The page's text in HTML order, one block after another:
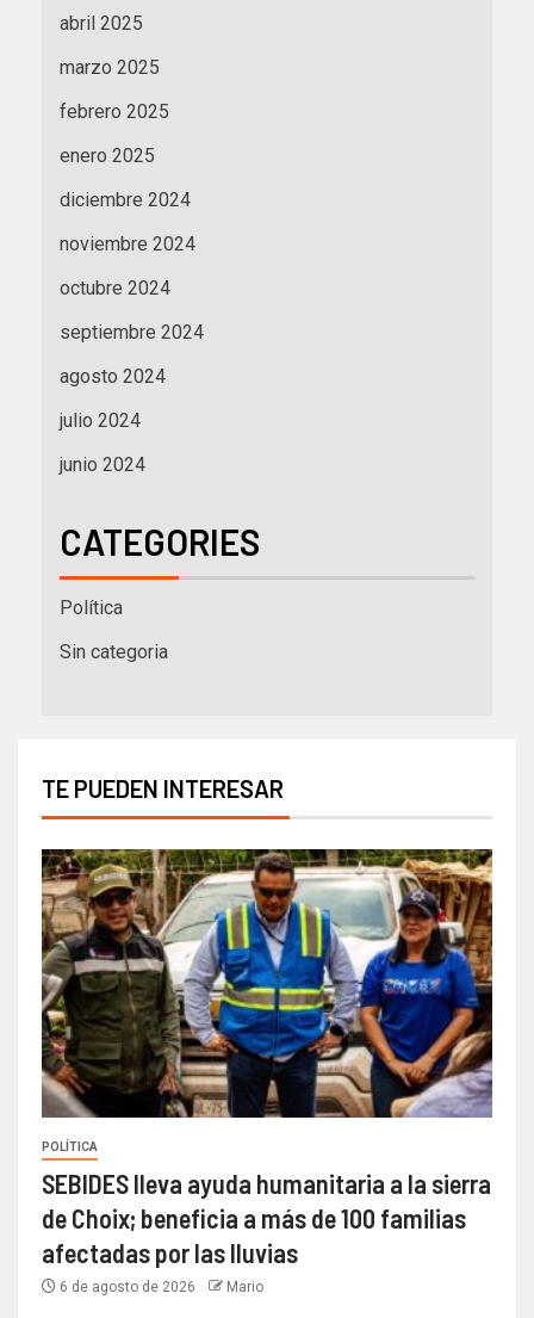
abril 2025
marzo 2025
febrero 2025
enero 2025
diciembre 2024
noviembre 2024
octubre 2024
septiembre 2024
agosto 2024
julio 2024
junio 2024
CATEGORIES
Política
Sin categoria
TE PUEDEN INTERESAR
POLÍTICA
SEBIDES lleva ayuda humanitaria a la sierra
de Choix; beneficia a más de 100 familias
afectadas por las lluvias
6 de agosto de 2026 Mario